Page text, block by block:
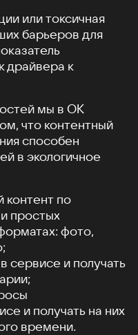
или токсичная
барьеров для
драйвера к
мы в ОК
что контентный
способен
в экологичное
контент по
простых
фото,
сервисе и получать
и получать на них
времени.